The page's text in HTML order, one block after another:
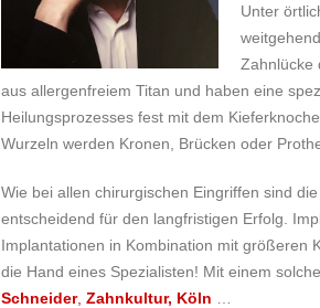
Unter
Zahnlücke
aus allergenfreiem Titan und haben eine
Heilungsprozesses fest mit dem
Wurzeln werden Kronen, Brücken oder
Wie bei allen chirurgischen Eingriffen sind
entscheidend für den langfristigen Erfolg.
Implantationen in Kombination mit größeren
die Hand eines Spezialisten! Mit einem
Schneider, Zahnkultur, Köln